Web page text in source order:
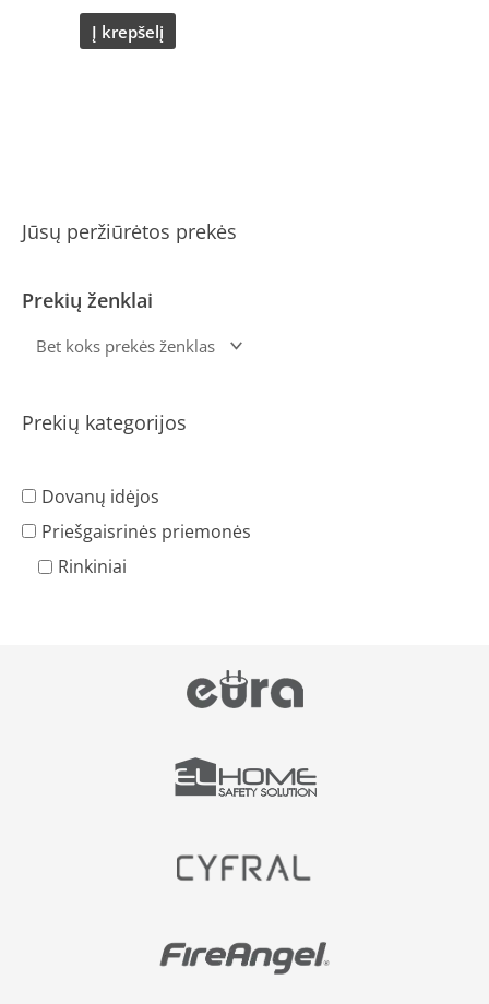
Jūsų peržiūrėtos prekės
Prekių ženklai
Prekių kategorijos
Dovanų idėjos
Priešgaisrinės priemonės
Rinkiniai
Į krepšelį